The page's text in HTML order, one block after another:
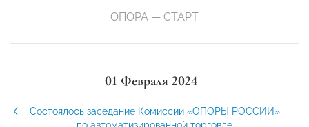
ОПОРА — СТАРТ
01 Февраля 2024
Состоялось заседание Комиссии «ОПОРЫ РОССИИ»